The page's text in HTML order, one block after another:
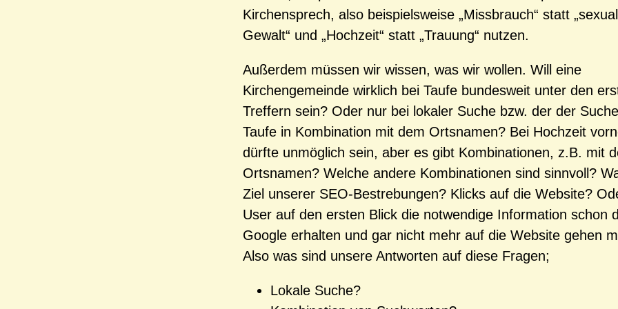
Kirchensprech, also beispielsweise „Missbrauch“ statt
Gewalt“ und „Hochzeit“ statt „Trauung“ nutzen.
Außerdem müssen wir wissen, was wir wollen. Will eine
Kirchengemeinde wirklich bei Taufe bundesweit unter den
Treffern sein? Oder nur bei lokaler Suche bzw. der der
Taufe in Kombination mit dem Ortsnamen? Bei Hochzeit
dürfte unmöglich sein, aber es gibt Kombinationen, z.B. mit
Ortsnamen? Welche andere Kombinationen sind sinnvoll?
Ziel unserer SEO-Bestrebungen? Klicks auf die Website?
User auf den ersten Blick die notwendige Information schon
Google erhalten und gar nicht mehr auf die Website gehen
Also was sind unsere Antworten auf diese Fragen;
Lokale Suche?